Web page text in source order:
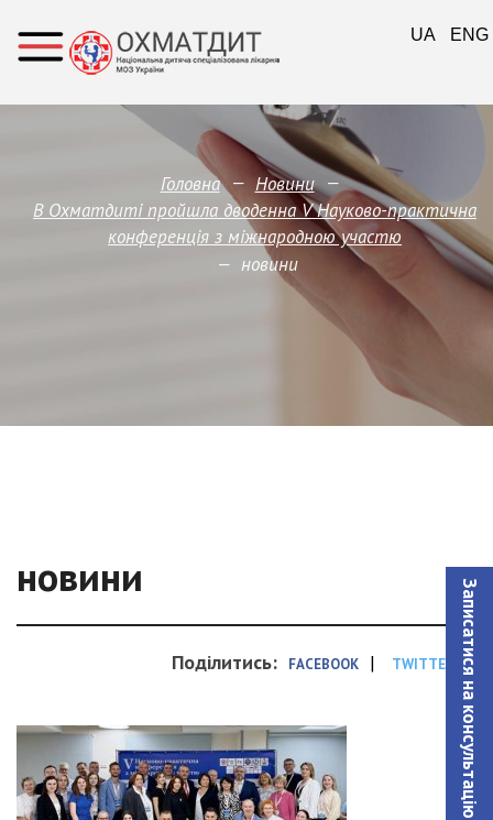
Записатися на консультацiю
Головна — Новини —
В Охматдиті пройшла дводенна V Науково-практична
конференція з міжнародною участю
— новини
новини
Поділитись: FACEBOOK | TWITTER
UA ENG